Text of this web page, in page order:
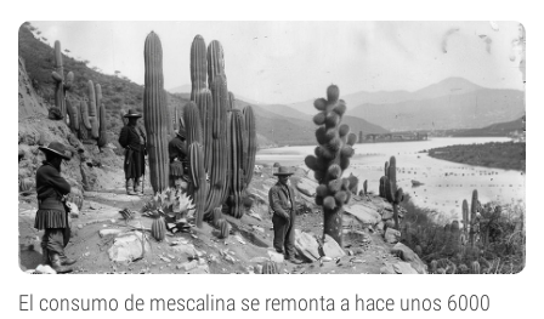
El consumo de mescalina se remonta a hace unos 6000